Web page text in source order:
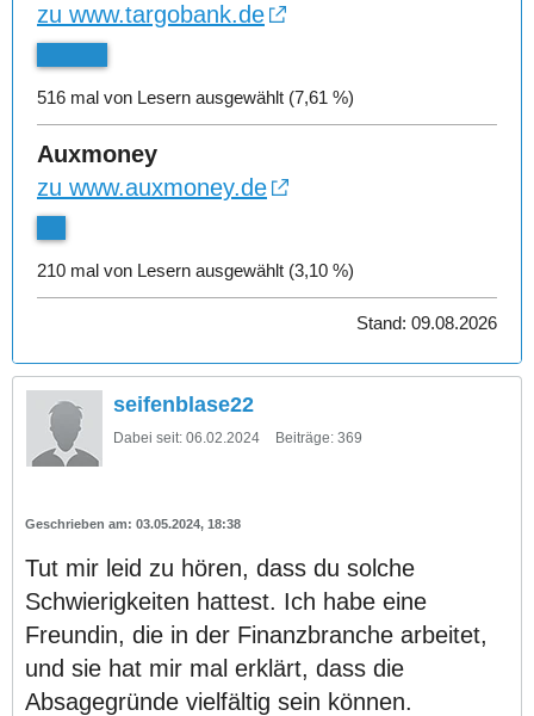
zu www.targobank.de
516 mal von Lesern ausgewählt (7,61 %)
Auxmoney
zu www.auxmoney.de
210 mal von Lesern ausgewählt (3,10 %)
Stand: 09.08.2026
seifenblase22
Dabei seit: 06.02.2024 Beiträge: 369
03.05.2024, 18:38
Tut mir leid zu hören, dass du solche
Schwierigkeiten hattest. Ich habe eine
Freundin, die in der Finanzbranche arbeitet,
und sie hat mir mal erklärt, dass die
Absagegründe vielfältig sein können.